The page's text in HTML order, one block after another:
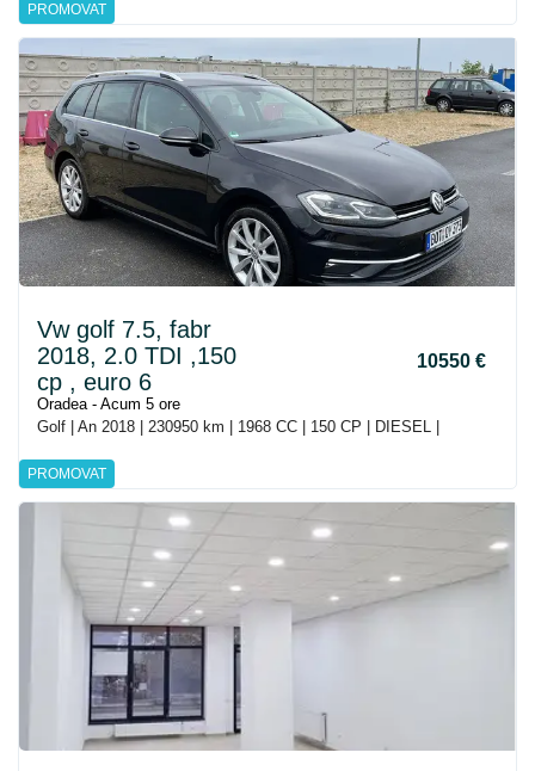
PROMOVAT
PROMOVAT
Vw golf 7.5, fabr
2018, 2.0 TDI ,150
cp , euro 6
10550 €
Oradea - Acum 5 ore
Golf | An 2018 | 230950 km | 1968 CC | 150 CP | DIESEL |